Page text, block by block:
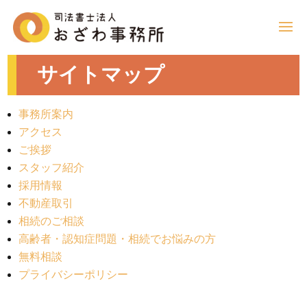
サイトマップ
事務所案内
アクセス
ご挨拶
スタッフ紹介
採用情報
不動産取引
相続のご相談
高齢者・認知症問題・相続でお悩みの方
無料相談
プライバシーポリシー